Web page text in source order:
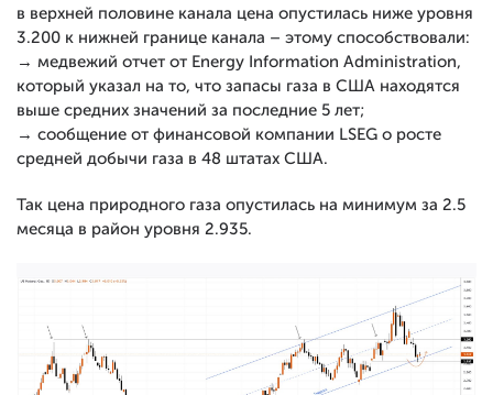
в верхней половине канала цена опустилась ниже уровня
3.200 к нижней границе канала – этому способствовали:
→ медвежий отчет от Energy Information Administration,
который указал на то, что запасы газа в США находятся
выше средних значений за последние 5 лет;
→ сообщение от финансовой компании LSEG о росте
средней добычи газа в 48 штатах США.
Так цена природного газа опустилась на минимум за 2.5
месяца в район уровня 2.935.